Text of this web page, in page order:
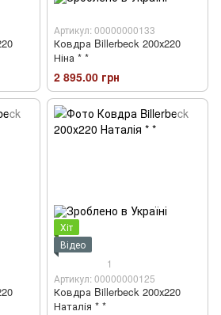
Артикул: 00000000133
Ковдра Billerbeck 200х220
Ніна * *
2 895.00 грн
Хіт
Відео
1
Артикул: 00000000125
Ковдра Billerbeck 200х220
Наталія * *